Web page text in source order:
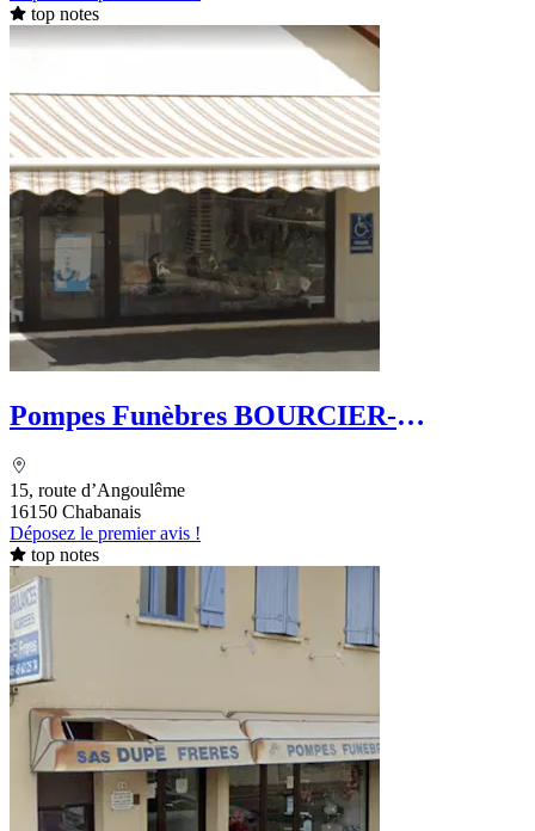
top notes
Pompes Funèbres BOURCIER-
15, route d’Angoulême
16150 Chabanais
Déposez le premier avis !
top notes